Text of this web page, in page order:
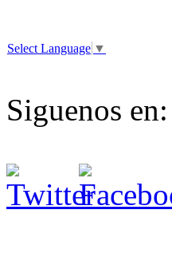
Select Language ▼
Siguenos en: